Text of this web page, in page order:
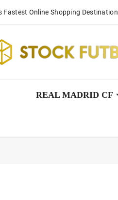
Fastest Online Shopping Destination
REAL MADRID CF